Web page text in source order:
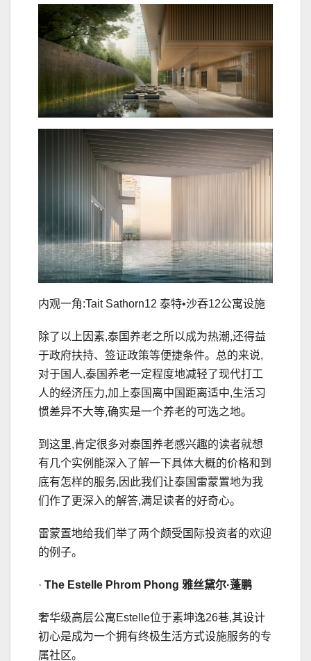
内观一角:Tait Sathorn12 泰特•沙吞12公寓设施
除了以上因素,泰国养老之所以成为热潮,还得益
于政府扶持、签证政策等便捷条件。总的来说,
对于国人,泰国养老一定程度地减轻了现代打工
人的经济压力,加上泰国离中国距离适中,生活习
惯差异不大等,确实是一个养老的可选之地。
到这里,肯定很多对泰国养老感兴趣的读者就想
有几个实例能深入了解一下具体大概的价格和到
底有怎样的服务,因此我们让泰国雷蒙置地为我
们作了更深入的解答,满足读者的好奇心。
雷蒙置地给我们举了两个颇受国际投资者的欢迎
的例子。
· The Estelle Phrom Phong 雅丝黛尔·蓬鹏
奢华级高层公寓Estelle位于素坤逸26巷,其设计
初心是成为一个拥有终极生活方式设施服务的专
属社区。